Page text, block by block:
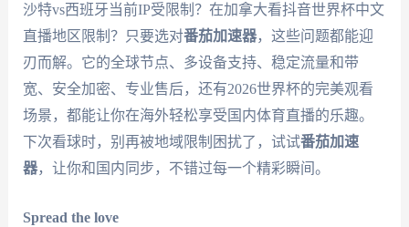
沙特vs西班牙当前IP受限制？在加拿大看抖音世界杯中文
直播地区限制？只要选对番茄加速器，这些问题都能迎
刃而解。它的全球节点、多设备支持、稳定流量和带
宽、安全加密、专业售后，还有2026世界杯的完美观看
场景，都能让你在海外轻松享受国内体育直播的乐趣。
下次看球时，别再被地域限制困扰了，试试番茄加速
器，让你和国内同步，不错过每一个精彩瞬间。
Spread the love